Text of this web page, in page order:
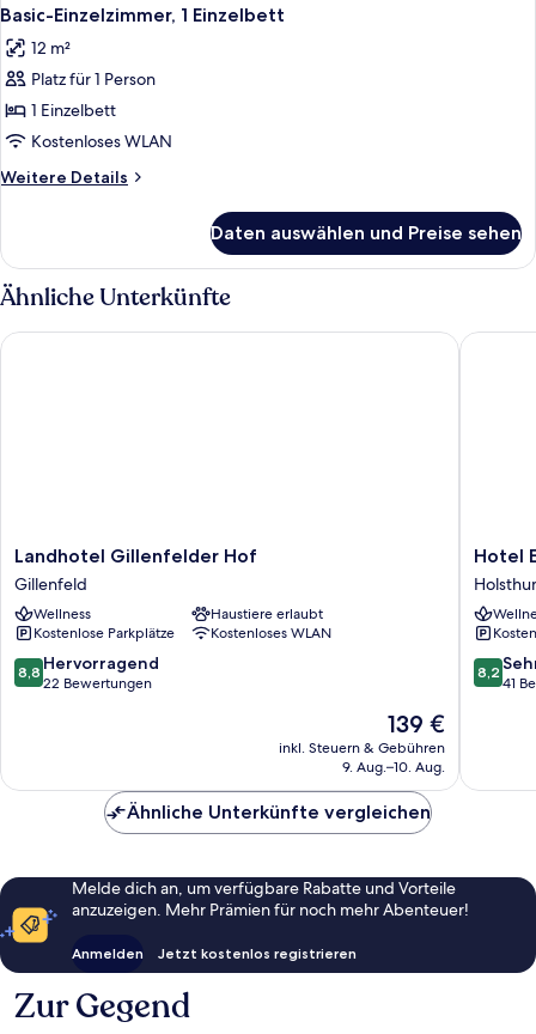
Basic-Einzelzimmer, 1 Einzelbett
12 m²
Platz für 1 Person
1 Einzelbett
Kostenloses WLAN
Weitere Details
Weitere
Einzelzimmer,
1 Einzelbett
Daten auswählen und Preise sehen
Ähnliche Unterkünfte
Landhotel
Gillenfelder
Hof
Gillenfeld
Landhotel Gillenfelder Hof
Gillenfeld
Wellness
Haustiere erlaubt
Kostenlose Parkplätze
Kostenloses WLAN
8.8
von
8,8 Hervorragend
22 Bewertungen
Der
Preis
beträgt
139 €
inkl. Steuern & Gebühren
9. Aug.–10. Aug.
Landhotel Gillenfelder Hof
Hotel
Europa
Hotel
8.2
von
8,2
41
Hotel
Ähnliche Unterkünfte vergleichen
Melde dich an, um verfügbare Rabatte und Vorteile
anzuzeigen. Mehr Prämien für noch mehr Abenteuer!
Anmelden Jetzt kostenlos registrieren
Zur Gegend